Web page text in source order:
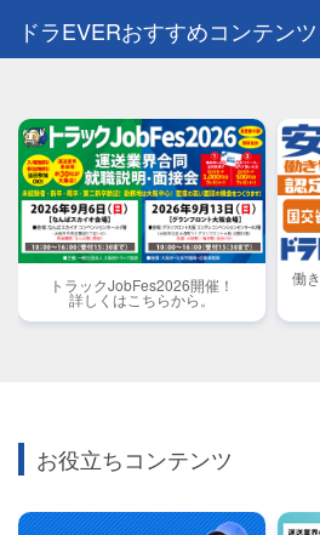
ドラEVERおすすめコンテンツ
トラックJobFes2026開催！
詳しくはこちらから。
働
お役立ちコンテンツ